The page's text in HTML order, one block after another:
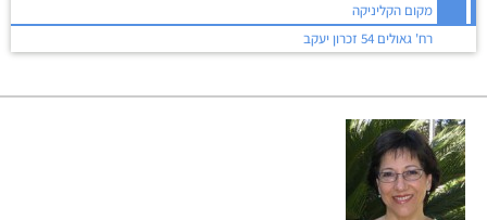
מקום הקליניקה
רח' גאולים 54 זכרון יעקב